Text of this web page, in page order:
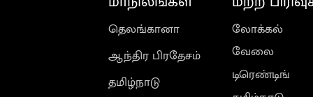
தெலங்கானா
ஆந்திர பிரதேசம்
தமிழ்நாடு
லோக்கல்
வேலை
டிரெண்டிங்